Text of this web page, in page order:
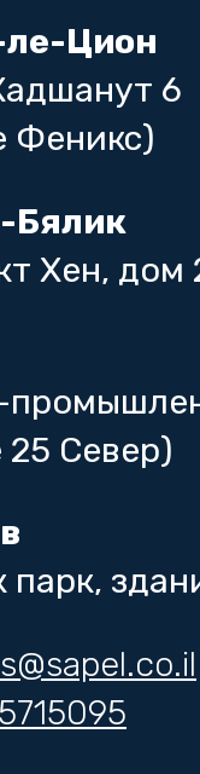
Цион
6
Феникс)
Бялик
Хен, дом
25 Север)
парк,